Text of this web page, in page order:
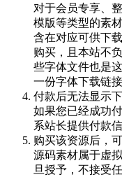
对于会员专享、
模版等类型的素
含在对应可供下
购买，且本站不
些字体文件也是
一份字体下载链接
付款后无法显示
如果您已经成功
系站长提供付款
购买该资源后，
源码素材属于虚
旦授予，不接受